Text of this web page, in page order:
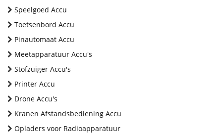
Speelgoed Accu
Toetsenbord Accu
Pinautomaat Accu
Meetapparatuur Accu's
Stofzuiger Accu's
Printer Accu
Drone Accu's
Kranen Afstandsbediening Accu
Opladers voor Radioapparatuur